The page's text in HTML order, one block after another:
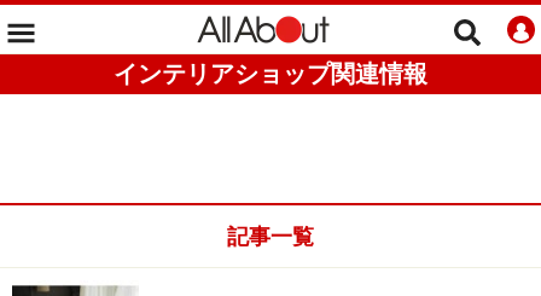
インテリアショップ関連情報
記事一覧